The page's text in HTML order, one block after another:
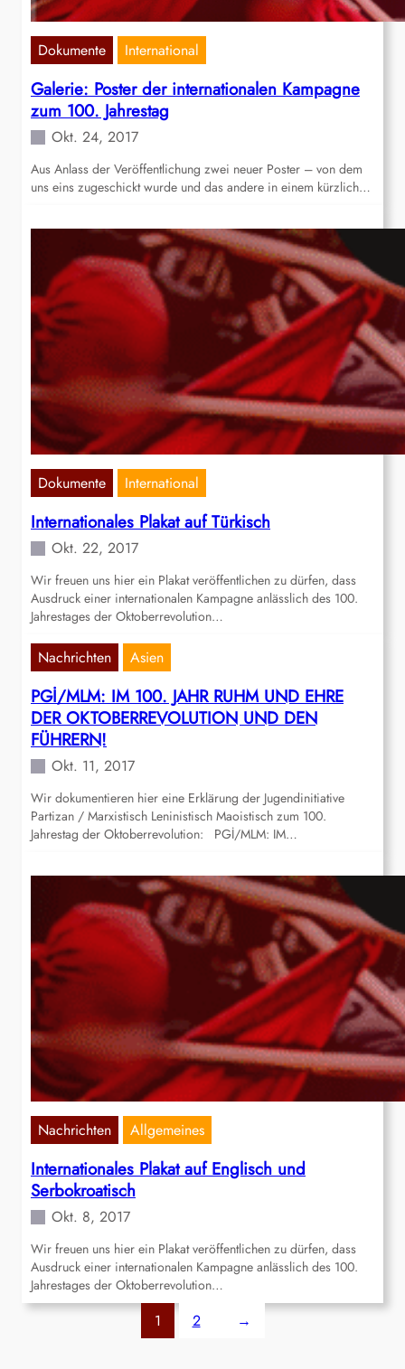
Dokumente International
Galerie: Poster der internationalen Kampagne
zum 100. Jahrestag
Okt. 24, 2017
Aus Anlass der Veröffentlichung zwei neuer Poster – von dem
uns eins zugeschickt wurde und das andere in einem kürzlich…
Dokumente International
Internationales Plakat auf Türkisch
Okt. 22, 2017
Wir freuen uns hier ein Plakat veröffentlichen zu dürfen, dass
Ausdruck einer internationalen Kampagne anlässlich des 100.
Jahrestages der Oktoberrevolution…
Nachrichten Asien
PGİ/MLM: IM 100. JAHR RUHM UND EHRE
DER OKTOBERREVOLUTION UND DEN
FÜHRERN!
Okt. 11, 2017
Wir dokumentieren hier eine Erklärung der Jugendinitiative
Partizan / Marxistisch Leninistisch Maoistisch zum 100.
Jahrestag der Oktoberrevolution: PGİ/MLM: IM…
Nachrichten Allgemeines
Internationales Plakat auf Englisch und
Serbokroatisch
Okt. 8, 2017
Wir freuen uns hier ein Plakat veröffentlichen zu dürfen, dass
Ausdruck einer internationalen Kampagne anlässlich des 100.
Jahrestages der Oktoberrevolution…
1 2 →